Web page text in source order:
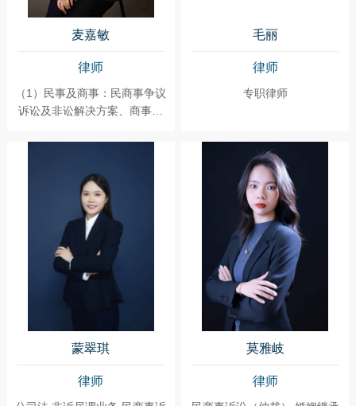
麦嘉敏
律师
（1）民事及商事：民商事争议
诉讼及非讼解决方案、商事合
公司设立、并购、股权及业务
议、公司合规等法律事务；
（3）劳动：劳动法律争议；
（4）行政争议纠纷解决等。
毛丽
律师
专职律师
蒙翠琪
律师
莫雅岐
律师